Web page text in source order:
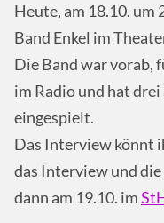
Heute, am 18.10. um
Band Enkel im
Die Band war vorab,
im Radio und hat
eingespielt.
Das Interview könnt
das Interview und
dann am 19.10. im